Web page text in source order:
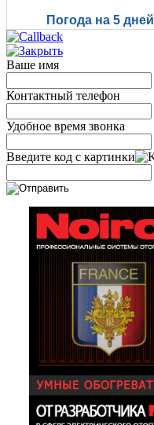
Погода на 5 дней
Ваше имя
Контактный телефон
Удобное время звонка
Введите код с картинки